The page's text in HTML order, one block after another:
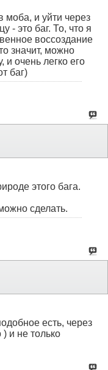
моба, и уйти через
- это баг. То, что я
воссоздание
значит, можно
и очень легко его
баг)
этого бага.
сделать.
есть, через
и не только